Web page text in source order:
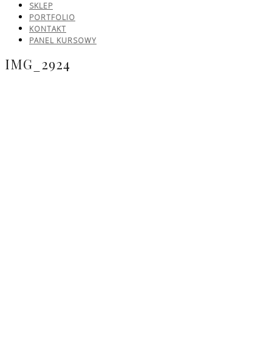
SKLEP
PORTFOLIO
KONTAKT
PANEL KURSOWY
IMG_2924